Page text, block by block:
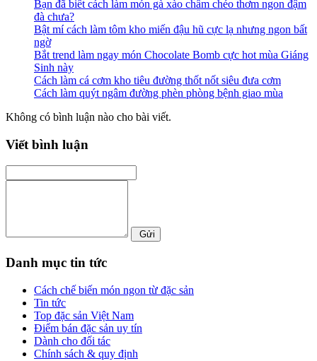
Bạn đã biết cách làm món gà xào chẩm chéo thơm ngon đậm
đà chưa?
Bật mí cách làm tôm kho miến đậu hũ cực lạ nhưng ngon bất
ngờ
Bắt trend làm ngay món Chocolate Bomb cực hot mùa Giáng
Sinh này
Cách làm cá cơm kho tiêu đường thốt nốt siêu đưa cơm
Cách làm quýt ngâm đường phèn phòng bệnh giao mùa
Không có bình luận nào cho bài viết.
Viết bình luận
Gửi
Danh mục tin tức
Cách chế biến món ngon từ đặc sản
Tin tức
Top đặc sản Việt Nam
Điểm bán đặc sản uy tín
Dành cho đối tác
Chính sách & quy định